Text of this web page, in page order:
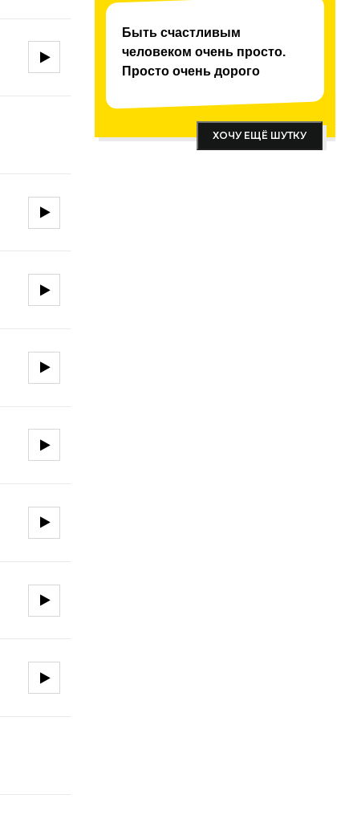
Быть счастливым
человеком очень просто.
Просто очень дорого
ХОЧУ ЕЩЁ ШУТКУ